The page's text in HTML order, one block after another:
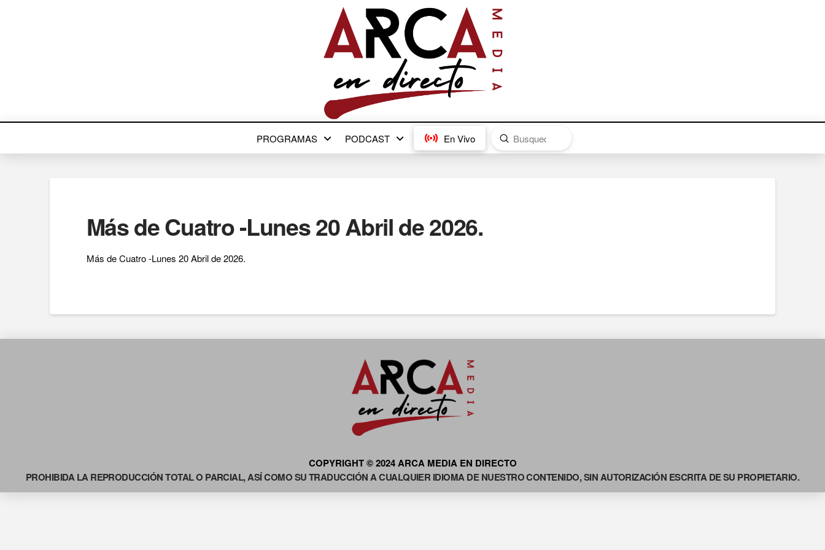
PROGRAMAS PODCAST En Vivo
Search
Submit
Más de Cuatro -Lunes 20 Abril de 2026.
Más de Cuatro -Lunes 20 Abril de 2026.
COPYRIGHT © 2024 ARCA MEDIA EN DIRECTO
PROHIBIDA LA REPRODUCCIÓN TOTAL O PARCIAL, ASÍ COMO SU TRADUCCIÓN A CUALQUIER IDIOMA DE NUESTRO CONTENIDO, SIN AUTORIZACIÓN ESCRITA DE SU PROPIETARIO.